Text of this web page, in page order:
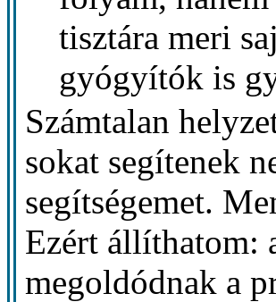
tisztára meri
gyógyítók is
Számtalan
sokat segítenek
segítségemet.
Ezért állíthatom:
megoldódnak a